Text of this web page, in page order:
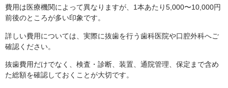
費用は医療機関によって異なりますが、1本あたり5,000〜10,000円
前後のところが多い印象です。
詳しい費用については、実際に抜歯を行う歯科医院や口腔外科へご
確認ください。
抜歯費用だけでなく、検査・診断、装置、通院管理、保定まで含め
た総額を確認しておくことが大切です。